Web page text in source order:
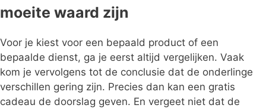
moeite waard zijn
Voor je kiest voor een bepaald product of een
bepaalde dienst, ga je eerst altijd vergelijken. Vaak
kom je vervolgens tot de conclusie dat de onderlinge
verschillen gering zijn. Precies dan kan een gratis
cadeau de doorslag geven. En vergeet niet dat de